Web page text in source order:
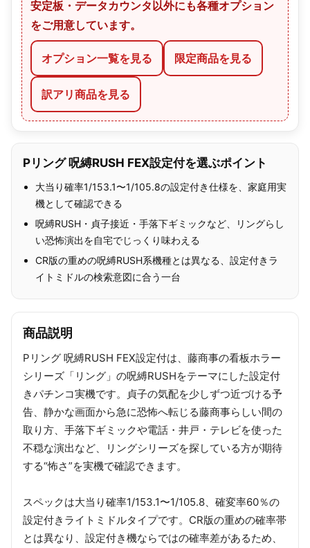
安定板・データカウンタ以外にも各種オプション
をご用意しています。
オプション一覧を見る 限定商品を見る
訳アリ商品を見る
Pリング 呪縛RUSH FEX設定付を選ぶポイント
大当り確率1/153.1〜1/105.8の設定付き仕様を、家庭用実
機として確認できる
呪縛RUSH・貞子接近・手落下ギミックなど、リングらし
い恐怖演出を自宅でじっくり味わえる
CR版の重めの呪縛RUSH系機種とは異なる、設定付きラ
イトミドルの検索意図に合う一台
商品説明
Pリング 呪縛RUSH FEX設定付は、藤商事の看板ホラー
シリーズ「リング」の呪縛RUSHをテーマにした設定付
きパチンコ実機です。貞子の気配を少しずつ近づける予
告、静かな画面から急に恐怖へ転じる藤商事らしい間の
取り方、手落下ギミックや電話・井戸・テレビを使った
不穏な演出など、リングシリーズを探している方が期待
する“怖さ”を実機で確認できます。
スペックは大当り確率1/153.1〜1/105.8、確変率60％の
設定付きライトミドルタイプです。CR版の重めの確率帯
とは異なり、設定付き機ならではの確率差があるため、